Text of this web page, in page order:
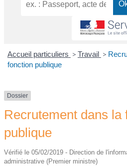
Accueil particuliers > Travail >
fonction publique
Dossier
Recrutement dans la
publique
Vérifié le 05/02/2019 - Direction de
administrative (Premier ministre)